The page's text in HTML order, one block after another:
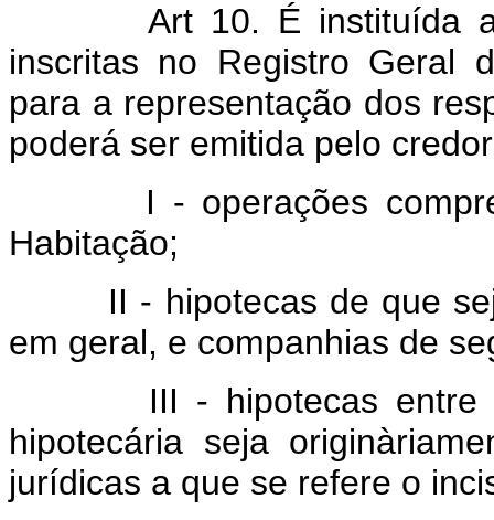
Art 10. É instituída a
inscritas no Registro Geral
para a representação dos
poderá ser emitida pelo
I - operações
Habitação;
II - hipotecas de que
em geral, e companhias de
III - hipotecas entre
hipotecária seja
jurídicas a que se refere o